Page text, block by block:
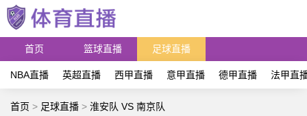
首页 篮球直播 足球直播
NBA直播 英超直播 西甲直播 意甲直播 德甲直播 法甲直
首页 > 足球直播 > 淮安队 VS 南京队